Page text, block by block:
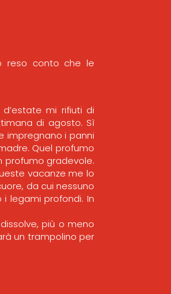
reso conto che le
mi rifiuti di
di agosto. Sì
impregnano i panni
Quel profumo
profumo gradevole.
vacanze me lo
da cui nessuno
legami profondi. In
più o meno
un trampolino per